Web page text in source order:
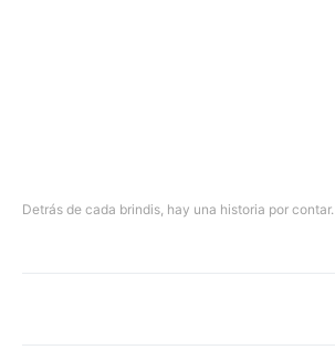
Detrás de cada brindis, hay una historia por contar.